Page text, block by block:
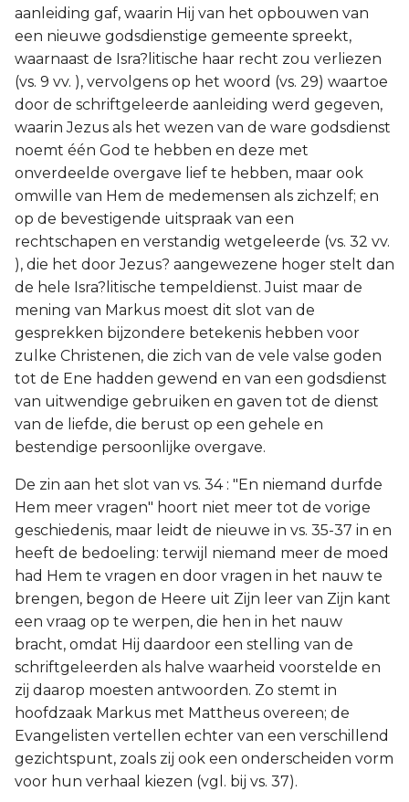
aanleiding gaf, waarin Hij van het opbouwen van
een nieuwe godsdienstige gemeente spreekt,
waarnaast de Isra?litische haar recht zou verliezen
(vs. 9 vv. ), vervolgens op het woord (vs. 29) waartoe
door de schriftgeleerde aanleiding werd gegeven,
waarin Jezus als het wezen van de ware godsdienst
noemt één God te hebben en deze met
onverdeelde overgave lief te hebben, maar ook
omwille van Hem de medemensen als zichzelf; en
op de bevestigende uitspraak van een
rechtschapen en verstandig wetgeleerde (vs. 32 vv.
), die het door Jezus? aangewezene hoger stelt dan
de hele Isra?litische tempeldienst. Juist maar de
mening van Markus moest dit slot van de
gesprekken bijzondere betekenis hebben voor
zulke Christenen, die zich van de vele valse goden
tot de Ene hadden gewend en van een godsdienst
van uitwendige gebruiken en gaven tot de dienst
van de liefde, die berust op een gehele en
bestendige persoonlijke overgave.
De zin aan het slot van vs. 34 : "En niemand durfde
Hem meer vragen" hoort niet meer tot de vorige
geschiedenis, maar leidt de nieuwe in vs. 35-37 in en
heeft de bedoeling: terwijl niemand meer de moed
had Hem te vragen en door vragen in het nauw te
brengen, begon de Heere uit Zijn leer van Zijn kant
een vraag op te werpen, die hen in het nauw
bracht, omdat Hij daardoor een stelling van de
schriftgeleerden als halve waarheid voorstelde en
zij daarop moesten antwoorden. Zo stemt in
hoofdzaak Markus met Mattheus overeen; de
Evangelisten vertellen echter van een verschillend
gezichtspunt, zoals zij ook een onderscheiden vorm
voor hun verhaal kiezen (vgl. bij vs. 37).